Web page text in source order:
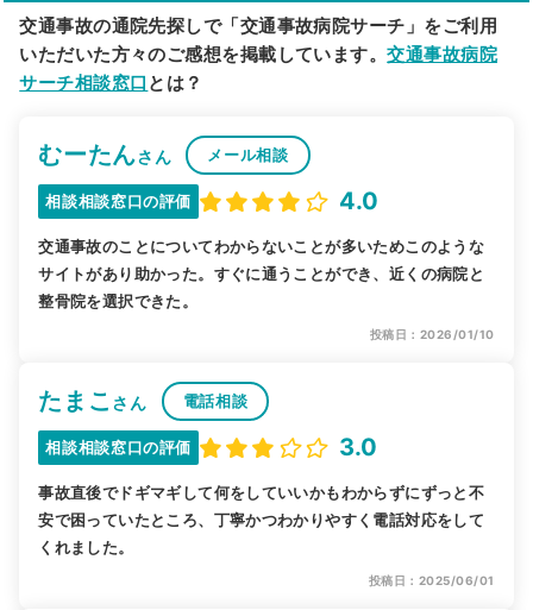
交通事故の通院先探しで「交通事故病院サーチ」をご利用
いただいた方々のご感想を掲載しています。交通事故病院
サーチ相談窓口 とは？
むーたんさん メール相談
相談相談窓口の評価 4.0
交通事故のことについてわからないことが多いためこのような
サイトがあり助かった。すぐに通うことができ、近くの病院と
整骨院を選択できた。
投稿日：2026/01/10
たまこ さん 電話相談
相談相談窓口の評価 3.0
事故直後でドギマギして何をしていいかもわからずにずっと不
安で困っていたところ、丁寧かつわかりやすく電話対応をして
くれました。
投稿日：2025/06/01